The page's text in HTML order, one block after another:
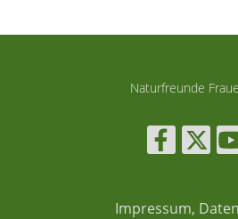
Naturfreunde
Impressum,